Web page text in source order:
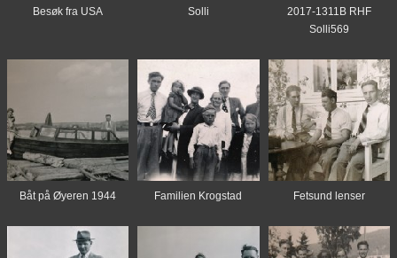
Besøk fra USA Solli
2017-1311B RHF
Solli569
Båt på Øyeren 1944 Familien Krogstad Fetsund lenser